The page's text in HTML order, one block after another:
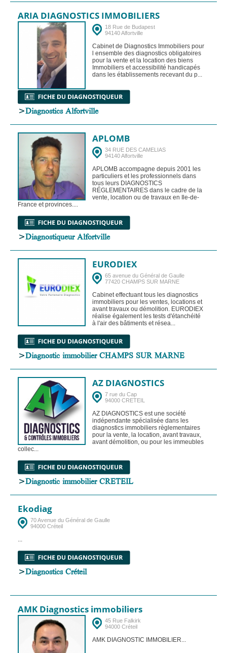
ARIA DIAGNOSTICS IMMOBILIERS
18 Rue de Budapest
94140 Alfortville
Cabinet de Diagnostics Immobiliers pour
l ensemble des diagnostics obligatoires
pour la vente et la location des biens
Immobiliers et accessibilité handicapés
dans les établissements recevant du p...
>Diagnostics Alfortville
APLOMB
34 RUE DES CAMELIAS
94140 Alfortville
APLOMB accompagne depuis 2001 les
particuliers et les professionnels dans
tous leurs DIAGNOSTICS
RÉGLEMENTAIRES dans le cadre de la
vente, location ou de travaux en Ile-de-
France et provinces....
>Diagnostiqueur Alfortville
EURODIEX
65 avenue du Général de Gaulle
77420 CHAMPS SUR MARNE
Cabinet effectuant tous les diagnostics
immobiliers pour les ventes, locations et
avant travaux ou démolition. EURODIEX
réalise également les tests d'étanchéité
à l'air des bâtiments et résea...
>Diagnostic immobilier CHAMPS SUR MARNE
AZ DIAGNOSTICS
7 rue du Cap
94000 CRETEIL
AZ DIAGNOSTICS est une société
indépendante spécialisée dans les
diagnostics immobiliers règlementaires
pour la vente, la location, avant travaux,
avant démolition, ou pour les immeubles
collec...
>Diagnostic immobilier CRETEIL
Ekodiag
70 Avenue du Général de Gaulle
94000 Créteil
...
>Diagnostics Créteil
AMK Diagnostics immobiliers
45 Rue Falkirk
94000 Créteil
AMK DIAGNOSTIC IMMOBILIER...